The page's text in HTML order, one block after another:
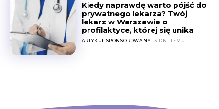
Kiedy naprawdę warto pójść do
prywatnego lekarza? Twój
lekarz w Warszawie o
profilaktyce, której się unika
ARTYKUŁ SPONSOROWANY 3 DNI TEMU